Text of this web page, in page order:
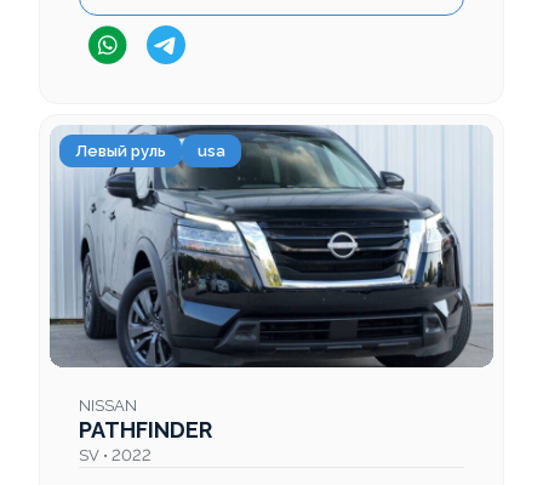
Левый руль usa
NISSAN
PATHFINDER
SV • 2022